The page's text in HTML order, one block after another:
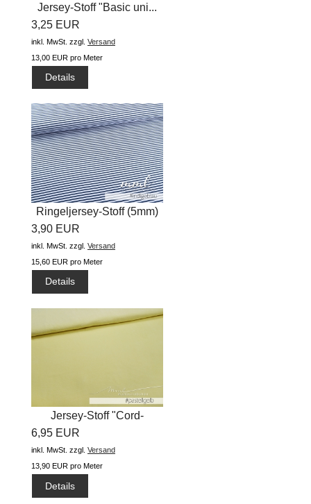
Jersey-Stoff "Basic uni...
3,25 EUR
inkl. MwSt. zzgl. Versand
13,00 EUR pro Meter
Details
Ringeljersey-Stoff (5mm)
3,90 EUR
inkl. MwSt. zzgl. Versand
15,60 EUR pro Meter
Details
Jersey-Stoff "Cord-
Jersey...
6,95 EUR
inkl. MwSt. zzgl. Versand
13,90 EUR pro Meter
Details